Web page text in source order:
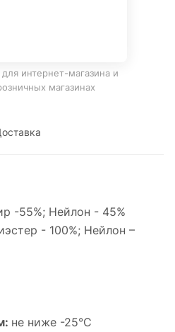
интернет-магазина и
магазинах
-55%; Нейлон - 45%
- 100%; Нейлон –
не ниже -25°С